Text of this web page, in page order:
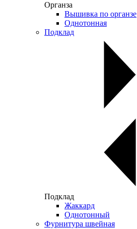
Органза
Вышивка по органзе
Однотонная
Подклад
Подклад
Жаккард
Однотонный
Фурнитура швейная